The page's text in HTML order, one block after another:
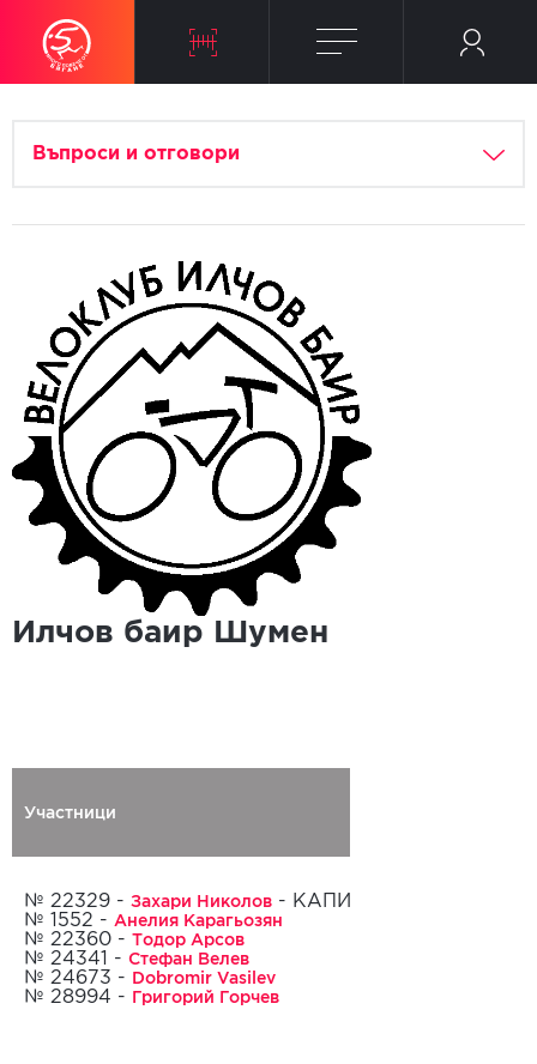
Въпроси и отговори
Илчов баир Шумен
Участници
№ 22329 - Захари Николов - КАПИТАН
№ 1552 - Анелия Карагьозян
№ 22360 - Тодор Арсов
№ 24341 - Стефан Велев
№ 24673 - Dobromir Vasilev
№ 28994 - Григорий Горчев